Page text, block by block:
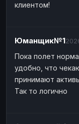
клиентом!
Юманщик№1
Пока полет
удобно, что
принимают
Так то логично